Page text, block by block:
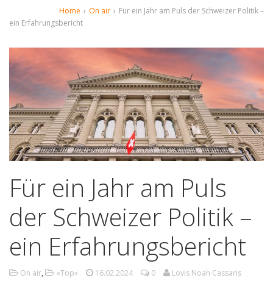
Home › On air › Für ein Jahr am Puls der Schweizer Politik –
ein Erfahrungsbericht
Für ein Jahr am Puls
der Schweizer Politik –
ein Erfahrungsbericht
On air, «Top» 16.02.2024 0 Lovis Noah Cassaris